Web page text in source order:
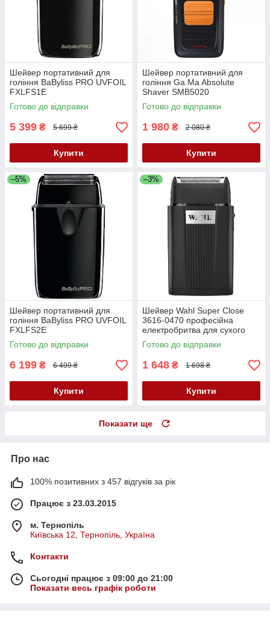
Шейвер портативний для
гоління BaByliss PRO UVFOIL
FXLFS1E
Готово до відправки
5 399 ₴ 5 699 ₴
Купити
Шейвер портативний для
гоління Ga.Ma Absolute
Shaver SMB5020
Готово до відправки
1 980 ₴ 2 080 ₴
Купити
–5%
Шейвер портативний для
гоління BaByliss PRO UVFOIL
FXLFS2E
Готово до відправки
6 199 ₴ 6 499 ₴
Купити
–3%
Шейвер Wahl Super Close
3616-0470 професійна
електробритва для сухого
гоління, 0.05 мм,Li-Ion
акумулятор,150 хвилин
роботи
Готово до відправки
1 648 ₴ 1 698 ₴
Купити
Показати ще
Про нас
100% позитивних з 457 відгуків за рік
Працює з 23.03.2015
м. Тернопіль
Київська 12, Тернопіль, Україна
Контакти
Сьогодні працює з 09:00 до 21:00
Показати весь графік роботи